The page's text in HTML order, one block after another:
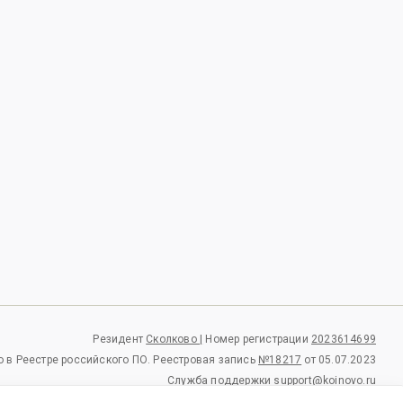
Резидент Сколково | Номер регистрации 2023614699
в Реестре российского ПО. Реестровая запись №18217 от 05.07.2023
Служба поддержки support@koinovo.ru